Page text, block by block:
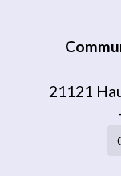
21121